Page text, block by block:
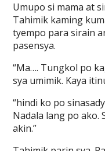
Umupo si mama at
Tahimik kaming
tyempo para sirain
pasensya.
“Ma…. Tungkol po
sya umimik. Kaya
“hindi ko po
Nadala lang po ako.
akin.”